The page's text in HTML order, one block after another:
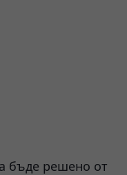
бъде решено от